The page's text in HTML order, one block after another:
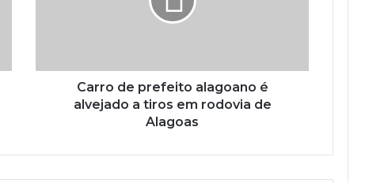
Carro de prefeito alagoano é
alvejado a tiros em rodovia de
Alagoas